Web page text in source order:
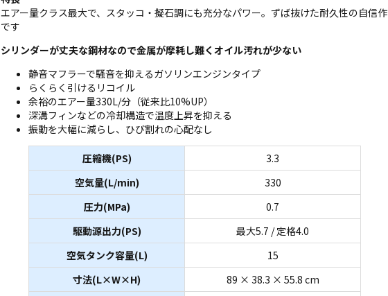
エアー量クラス最大で、スタッコ・擬石調にも充分なパワー。ずば抜けた耐久性の自信作
です
シリンダーが丈夫な鋼材なので金属が摩耗し難くオイル汚れが少ない
静音マフラーで騒音を抑えるガソリンエンジンタイプ
らくらく引けるリコイル
余裕のエアー量330L/分（従来比10%UP）
深溝フィンなどの冷却構造で温度上昇を抑える
振動を大幅に減らし、ひび割れの心配なし
圧縮機(PS)
3.3
空気量(L/min)
330
圧力(MPa)
0.7
駆動源出力(PS)
最大5.7 / 定格4.0
空気タンク容量(L)
15
寸法(L×W×H)
89 × 38.3 × 55.8 cm